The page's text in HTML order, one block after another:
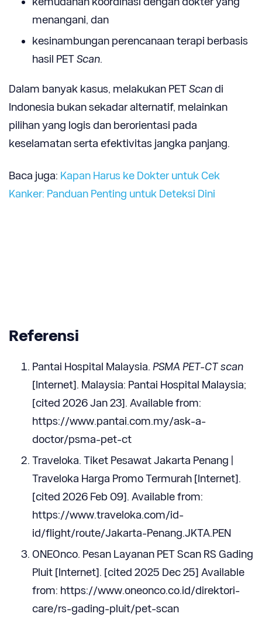
menangani, dan
kesinambungan perencanaan terapi berbasis
hasil PETScan.
Dalam banyak kasus, melakukan PETScandi
Indonesia bukan sekadar alternatif, melainkan
pilihan yang logis dan berorientasi pada
keselamatan serta efektivitas jangka panjang.
Baca juga: Kapan Harus ke Dokter untuk Cek
Kanker: Panduan Penting untuk Deteksi Dini
Referensi
Pantai Hospital Malaysia. PSMA PET-CT scan
[Internet]. Malaysia: Pantai Hospital Malaysia;
[cited 2026 Jan 23]. Available from:
https://www.pantai.com.my/ask-a-
doctor/psma-pet-ct
Traveloka. Tiket Pesawat Jakarta Penang |
Traveloka Harga Promo Termurah [Internet].
[cited 2026 Feb 09]. Available from:
https://www.traveloka.com/id-
id/flight/route/Jakarta-Penang.JKTA.PEN
ONEOnco. Pesan Layanan PET Scan RS Gading
Pluit [Internet]. [cited 2025 Dec 25] Available
from: https://www.oneonco.co.id/direktori-
care/rs-gading-pluit/pet-scan